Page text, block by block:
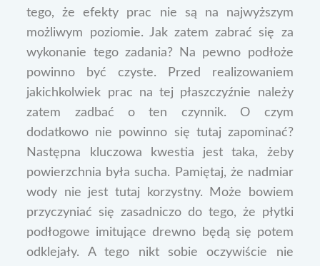
tego, że efekty prac nie są na najwyższym
możliwym poziomie. Jak zatem zabrać się za
wykonanie tego zadania? Na pewno podłoże
powinno być czyste. Przed realizowaniem
jakichkolwiek prac na tej płaszczyźnie należy
zatem zadbać o ten czynnik. O czym
dodatkowo nie powinno się tutaj zapominać?
Następna kluczowa kwestia jest taka, żeby
powierzchnia była sucha. Pamiętaj, że nadmiar
wody nie jest tutaj korzystny. Może bowiem
przyczyniać się zasadniczo do tego, że płytki
podłogowe imitujące drewno będą się potem
odklejały. A tego nikt sobie oczywiście nie